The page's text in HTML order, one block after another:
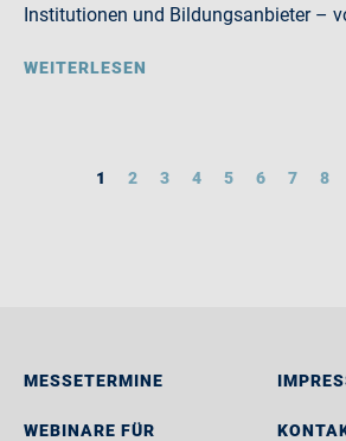
Institutionen und Bildungsanbieter –
WEITERLESEN
1 2 3 4 5 6 7 8
MESSETERMINE
WEBINARE FÜR